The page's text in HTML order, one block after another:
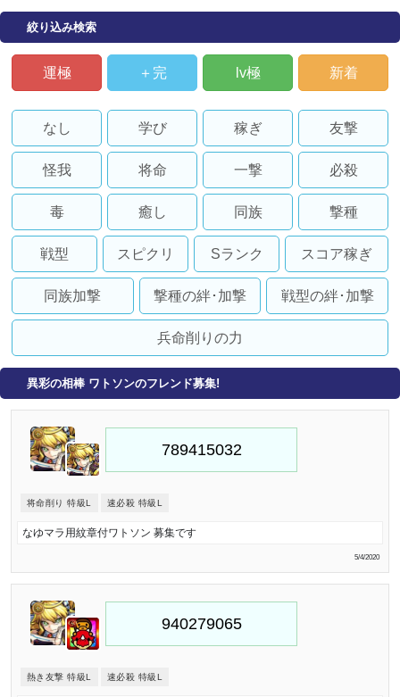
絞り込み検索
運極 ＋完 lv極 新着
なし 学び 稼ぎ 友撃
怪我 将命 一撃 必殺
毒 癒し 同族 撃種
戦型 スピクリ Sランク スコア稼ぎ
同族加撃 撃種の絆･加撃 戦型の絆･加撃
兵命削りの力
異彩の相棒 ワトソンのフレンド募集!
将命削り 特級L 速必殺 特級L
なゆマラ用紋章付ワトソン 募集です
5/4/2020
熱き友撃 特級L 速必殺 特級L